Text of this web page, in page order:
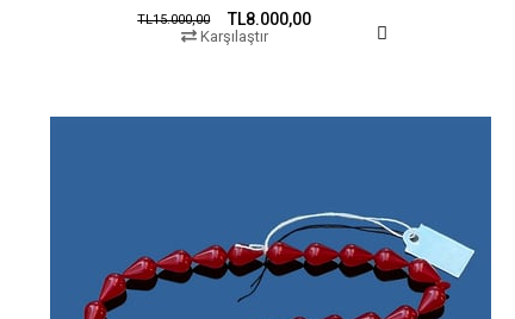
TL8.000,00
TL15.000,00
Karşılaştır